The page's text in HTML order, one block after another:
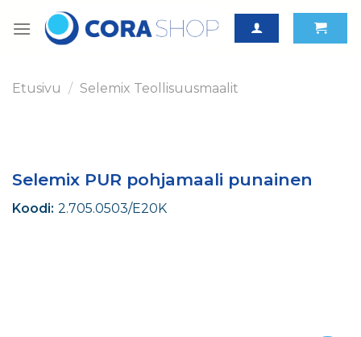
Etusivu / Selemix Teollisuusmaalit
Selemix PUR pohjamaali punainen
Koodi: 2.705.0503/E20K